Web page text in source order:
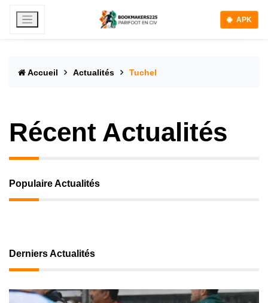
APK
Accueil Actualités Tuchel
Récent Actualités
Populaire Actualités
Derniers Actualités